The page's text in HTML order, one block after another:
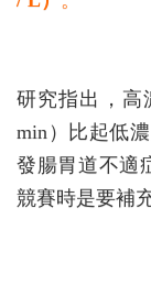
研究指出，高
min）比起低
發腸胃道不適
競賽時是要補